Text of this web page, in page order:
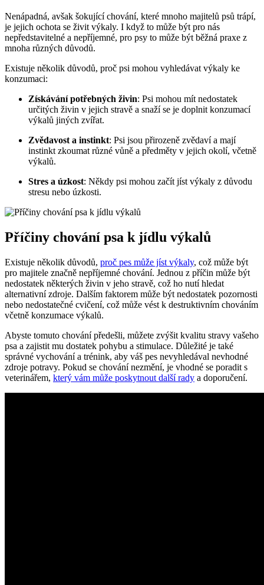
Nenápadná, avšak šokující chování, které mnoho majitelů psů trápí,
je jejich ochota se živit výkaly. I když to může být pro nás
nepředstavitelné a nepříjemné, pro psy to může být běžná praxe z
mnoha různých důvodů.
Existuje několik důvodů, proč psi mohou vyhledávat výkaly ke
konzumaci:
Získávání potřebných živin: Psi mohou mít nedostatek
určitých živin v jejich stravě a snaží se je doplnit konzumací
výkalů jiných zvířat.
Zvědavost a instinkt: Psi jsou přirozeně zvědaví a mají
instinkt zkoumat různé vůně a předměty v jejich okolí, včetně
výkalů.
Stres a úzkost: Někdy psi mohou začít jíst výkaly z důvodu
stresu nebo úzkosti.
Příčiny chování psa k jídlu výkalů
Existuje několik důvodů, proč pes může jíst výkaly, což může být
pro majitele značně nepříjemné chování. Jednou z příčin může být
nedostatek některých živin v jeho stravě, což ho nutí hledat
alternativní zdroje. Dalším faktorem může být nedostatek pozornosti
nebo nedostatečné cvičení, což může vést k destruktivním chováním
včetně konzumace výkalů.
Abyste tomuto chování předešli, můžete zvýšit kvalitu stravy vašeho
psa a zajistit mu dostatek pohybu a stimulace. Důležité je také
správné vychování a trénink, aby váš pes nevyhledával nevhodné
zdroje potravy. Pokud se chování nezmění, je vhodné se poradit s
veterinářem, který vám může poskytnout další rady a doporučení.